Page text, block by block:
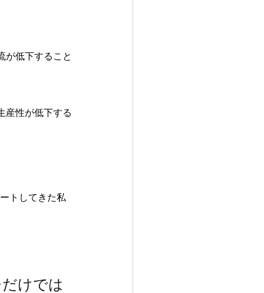
が低下すること
産性が低下する
トしてきた私
けでは